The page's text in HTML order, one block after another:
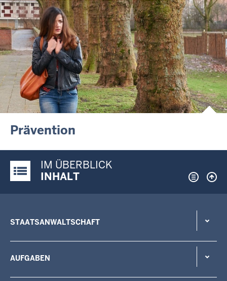
Prävention
Justiz-Portal im Überblick:
IM ÜBERBLICK
INHALT
STAATSANWALTSCHAFT
AUFGABEN